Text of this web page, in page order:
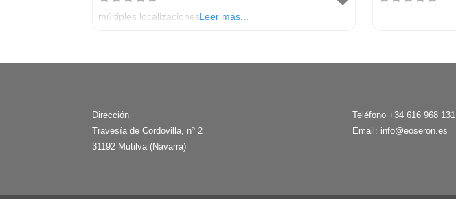
múltiples localizacionesLeer más...
Dirección
Travesía de Cordovilla, nº 2
31192 Mutilva (Navarra)
Teléfono +34 616 968 131
Email: info@eoseron.es